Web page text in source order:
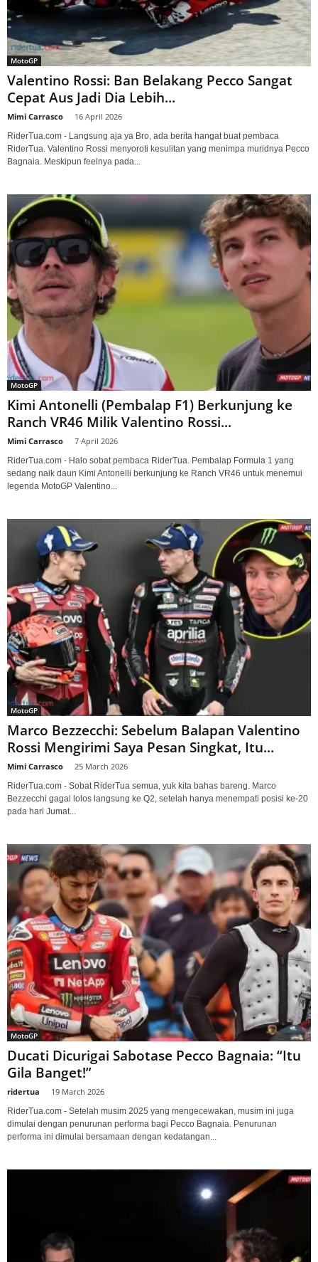
MotoGP
Valentino Rossi: Ban Belakang Pecco Sangat
Cepat Aus Jadi Dia Lebih...
Mimi Carrasco 16 April 2026
RiderTua.com - Langsung aja ya Bro, ada berita hangat buat pembaca
RiderTua. Valentino Rossi menyoroti kesulitan yang menimpa muridnya Pecco
Bagnaia. Meskipun feelnya pada...
MotoGP
Kimi Antonelli (Pembalap F1) Berkunjung ke
Ranch VR46 Milik Valentino Rossi...
Mimi Carrasco 7 April 2026
RiderTua.com - Halo sobat pembaca RiderTua. Pembalap Formula 1 yang
sedang naik daun Kimi Antonelli berkunjung ke Ranch VR46 untuk menemui
legenda MotoGP Valentino...
MotoGP
Marco Bezzecchi: Sebelum Balapan Valentino
Rossi Mengirimi Saya Pesan Singkat, Itu...
Mimi Carrasco 25 March 2026
RiderTua.com - Sobat RiderTua semua, yuk kita bahas bareng. Marco
Bezzecchi gagal lolos langsung ke Q2, setelah hanya menempati posisi ke-20
pada hari Jumat...
MotoGP
Ducati Dicurigai Sabotase Pecco Bagnaia: “Itu
Gila Banget!”
ridertua 19 March 2026
RiderTua.com - Setelah musim 2025 yang mengecewakan, musim ini juga
dimulai dengan penurunan performa bagi Pecco Bagnaia. Penurunan
performa ini dimulai bersamaan dengan kedatangan...